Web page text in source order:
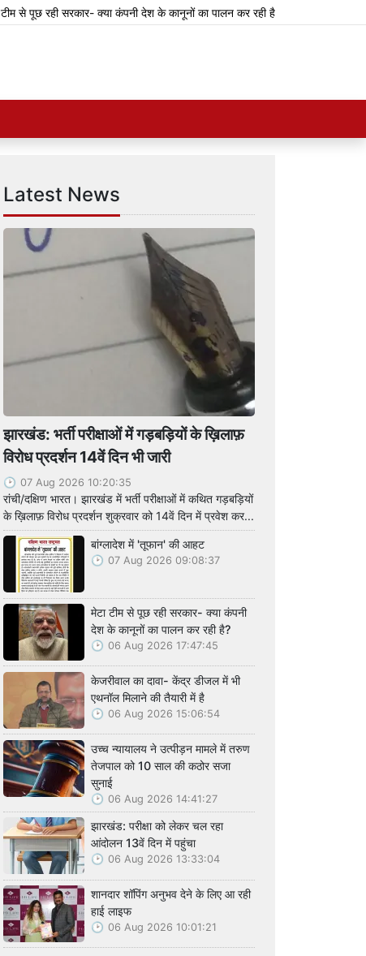
पूछ रही सरकार- क्या कंपनी देश के कानूनों का पालन कर रही है?
Latest News
झारखंड: भर्ती परीक्षाओं में गड़बड़ियों के ख़िलाफ़
विरोध प्रदर्शन 14वें दिन भी जारी
07 Aug 2026 10:20:35
रांची/दक्षिण भारत। झारखंड में भर्ती परीक्षाओं में कथित गड़बड़ियों
के ख़िलाफ़ विरोध प्रदर्शन शुक्रवार को 14वें दिन में प्रवेश कर...
बांग्लादेश में 'तूफान' की आहट
07 Aug 2026 09:08:37
मेटा टीम से पूछ रही सरकार- क्या कंपनी
देश के कानूनों का पालन कर रही है?
06 Aug 2026 17:47:45
केजरीवाल का दावा- केंद्र डीजल में भी
एथनॉल मिलाने की तैयारी में है
06 Aug 2026 15:06:54
उच्च न्यायालय ने उत्पीड़न मामले में तरुण
तेजपाल को 10 साल की कठोर सजा
सुनाई
06 Aug 2026 14:41:27
झारखंड: परीक्षा को लेकर चल रहा
आंदोलन 13वें दिन में पहुंचा
06 Aug 2026 13:33:04
शानदार शॉपिंग अनुभव देने के लिए आ रही
हाई लाइफ
06 Aug 2026 10:01:21